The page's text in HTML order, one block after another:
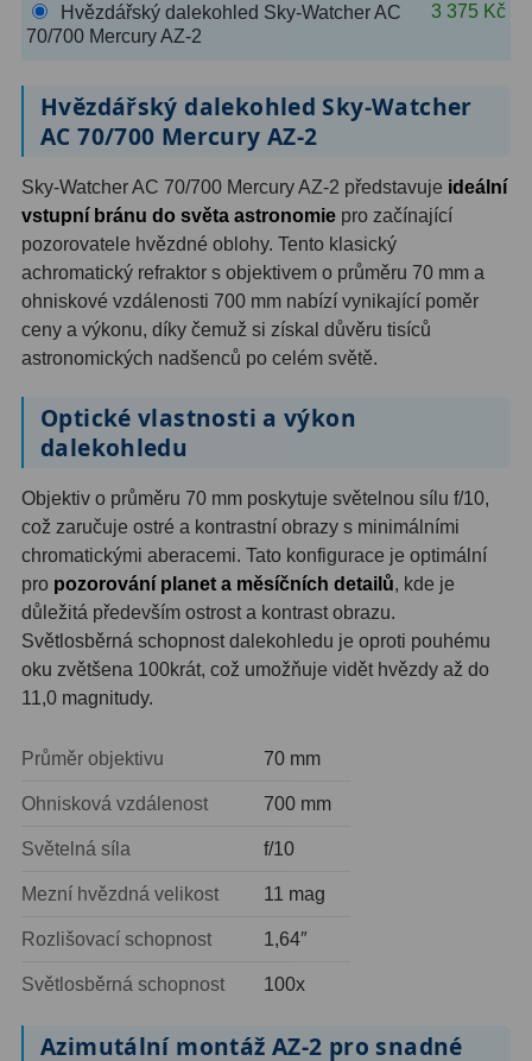
Planetární2
Barlow čočky65
Barlow 2x38
Barlow 3x12
Barlow 4x
Barlow 5x8
Hledáčky28
Optické hledáčky15
Red Dot hledáčky6
Sluneční hledáčky
Úchyty a držáky hledáčků4
Příslušenství54
Redukce 1,25" a 2"
Svítilny5
Čištění28
Hvězdářský dalekohled Sky-Watcher AC
70/700 Mercury AZ-2
3 375 Kč
Hvězdářský dalekohled Sky-Watcher
AC 70/700 Mercury AZ-2
Sky-Watcher AC 70/700 Mercury AZ-2 představuje ideální
vstupní bránu do světa astronomie pro začínající
pozorovatele hvězdné oblohy. Tento klasický
achromatický refraktor s objektivem o průměru 70 mm a
ohniskové vzdálenosti 700 mm nabízí vynikající poměr
ceny a výkonu, díky čemuž si získal důvěru tisíců
astronomických nadšenců po celém světě.
Optické vlastnosti a výkon
dalekohledu
Objektiv o průměru 70 mm poskytuje světelnou sílu f/10,
což zaručuje ostré a kontrastní obrazy s minimálními
chromatickými aberacemi. Tato konfigurace je optimální
pro pozorování planet a měsíčních detailů, kde je
důležitá především ostrost a kontrast obrazu.
Světlosběrná schopnost dalekohledu je oproti pouhému
oku zvětšena 100krát, což umožňuje vidět hvězdy až do
11,0 magnitudy.
Průměr objektivu 70 mm
Ohnisková vzdálenost 700 mm
Světelná síla f/10
Mezní hvězdná velikost 11 mag
Rozlišovací schopnost 1,64″
Světlosběrná schopnost 100x
Azimutální montáž AZ-2 pro snadné